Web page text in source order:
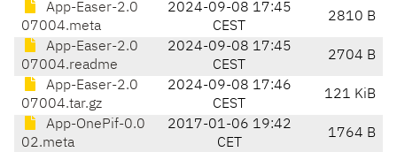
App-Easer-2.0
07004.meta
2024-09-08 17:45
CEST
2810 B
App-Easer-2.0
07004.readme
2024-09-08 17:45
CEST
2704 B
App-Easer-2.0
07004.tar.gz
2024-09-08 17:46
CEST
121 KiB
App-OnePif-0.0
02.meta
2017-01-06 19:42
CET
1764 B